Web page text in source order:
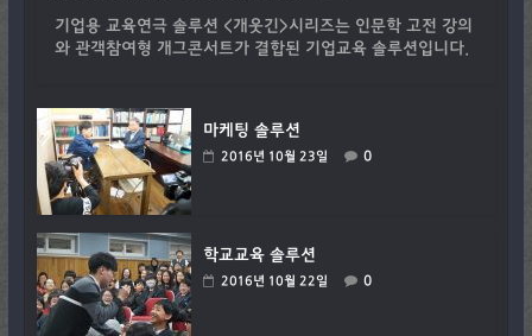
기업용 교육연극 솔루션 <개웃긴>시리즈는 인문학 고전 강의
와 관객참여형 개그콘서트가 결합된 기업교육 솔루션입니다.
마케팅 솔루션
2016년 10월 23일 0
학교교육 솔루션
2016년 10월 22일 0